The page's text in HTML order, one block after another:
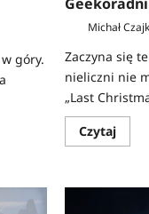
góry.
Michał
Zaczyna się
nieliczni nie
„Last
Czytaj
się